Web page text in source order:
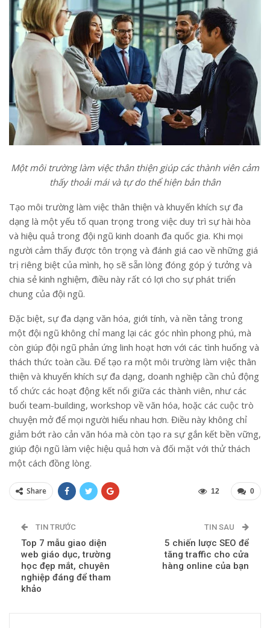
Một môi trường làm việc thân thiện giúp các thành viên cảm
thấy thoải mái và tự do thể hiện bản thân
Tạo môi trường làm việc thân thiện và khuyến khích sự đa
dạng là một yếu tố quan trọng trong việc duy trì sự hài hòa
và hiệu quả trong đội ngũ kinh doanh đa quốc gia. Khi mọi
người cảm thấy được tôn trọng và đánh giá cao về những giá
trị riêng biệt của mình, họ sẽ sẵn lòng đóng góp ý tưởng và
chia sẻ kinh nghiệm, điều này rất có lợi cho sự phát triển
chung của đội ngũ.
Đặc biệt, sự đa dạng văn hóa, giới tính, và nền tảng trong
một đội ngũ không chỉ mang lại các góc nhìn phong phú, mà
còn giúp đội ngũ phản ứng linh hoạt hơn với các tình huống và
thách thức toàn cầu. Để tạo ra một môi trường làm việc thân
thiện và khuyến khích sự đa dạng, doanh nghiệp cần chủ động
tổ chức các hoạt động kết nối giữa các thành viên, như các
buổi team-building, workshop về văn hóa, hoặc các cuộc trò
chuyện mở để mọi người hiểu nhau hơn. Điều này không chỉ
giảm bớt rào cản văn hóa mà còn tạo ra sự gắn kết bền vững,
giúp đội ngũ làm việc hiệu quả hơn và đối mặt với thử thách
một cách đồng lòng.
Share 0
12
TIN TRƯỚC
Top 7 mẫu giao diện
web giáo dục, trường
học đẹp mắt, chuyên
nghiệp đáng để tham
khảo
TIN SAU
5 chiến lược SEO để
tăng traffic cho cửa
hàng online của bạn